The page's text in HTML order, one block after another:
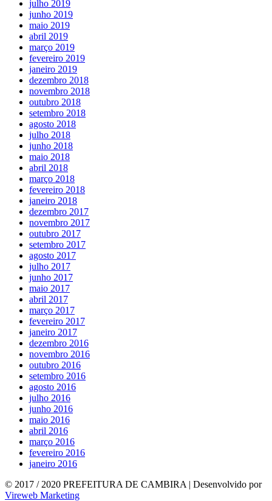
julho 2019
junho 2019
maio 2019
abril 2019
março 2019
fevereiro 2019
janeiro 2019
dezembro 2018
novembro 2018
outubro 2018
setembro 2018
agosto 2018
julho 2018
junho 2018
maio 2018
abril 2018
março 2018
fevereiro 2018
janeiro 2018
dezembro 2017
novembro 2017
outubro 2017
setembro 2017
agosto 2017
julho 2017
junho 2017
maio 2017
abril 2017
março 2017
fevereiro 2017
janeiro 2017
dezembro 2016
novembro 2016
outubro 2016
setembro 2016
agosto 2016
julho 2016
junho 2016
maio 2016
abril 2016
março 2016
fevereiro 2016
janeiro 2016
© 2017 / 2020 PREFEITURA DE CAMBIRA | Desenvolvido por
Vireweb Marketing